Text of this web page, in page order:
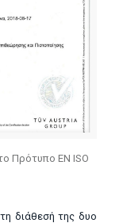
Πρότυπο EN ISO
διάθεσή της δυο